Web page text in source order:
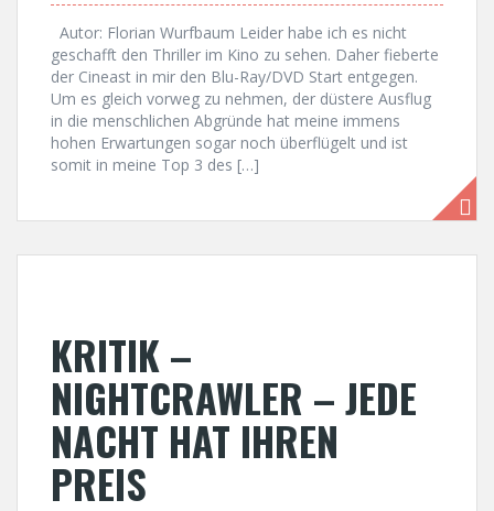
Autor: Florian Wurfbaum Leider habe ich es nicht
geschafft den Thriller im Kino zu sehen. Daher fieberte
der Cineast in mir den Blu-Ray/DVD Start entgegen.
Um es gleich vorweg zu nehmen, der düstere Ausflug
in die menschlichen Abgründe hat meine immens
hohen Erwartungen sogar noch überflügelt und ist
somit in meine Top 3 des […]
KRITIK –
NIGHTCRAWLER – JEDE
NACHT HAT IHREN
PREIS